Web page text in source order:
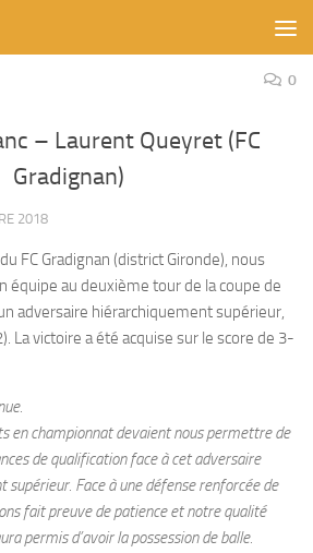
0
– Laurent Queyret (FC
Gradignan)
2018
FC Gradignan (district Gironde), nous
équipe au deuxième tour de la coupe de
adversaire hiérarchiquement supérieur,
La victoire a été acquise sur le score de 3-
en championnat devaient nous permettre de
de qualification face à cet adversaire
supérieur. Face à une défense renforcée de
fait preuve de patience et notre qualité
permis d’avoir la possession de balle.